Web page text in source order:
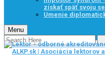
získať späť svoju
Umenie
Menu